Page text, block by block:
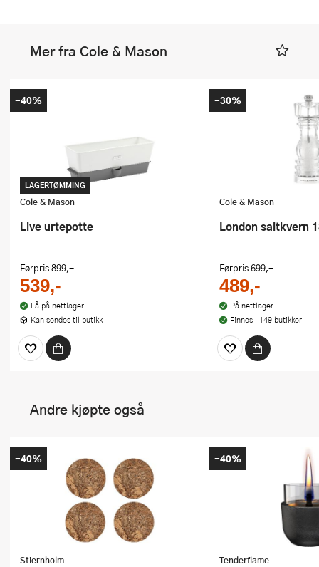
Mer fra Cole & Mason
LAGERTØMMING
Cole & Mason
Live urtepotte
Førpris899,-
539,-
Få på nettlager
Kan sendes til butikk
-40%
Cole & Mason
London saltkvern
Førpris699,-
489,-
På nettlager
Finnes i 149 butikker
-30%
Andre kjøpte også
Stiernholm
-40%
Tenderflame
-40%